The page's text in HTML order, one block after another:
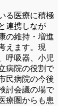
る医療に積極
連携しなが
の維持・増進
えます。現
呼吸器、小児
病院の役割で
民病院の今後
討会議の場で
療圏からも患